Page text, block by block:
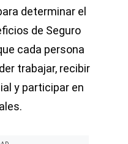
determinar el
de Seguro
cada persona
trabajar, recibir
y participar en